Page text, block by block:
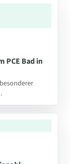
PCE Bad in